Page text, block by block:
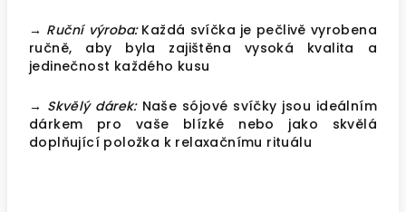
→ Ruční výroba:Každá svíčka je pečlivě vyrobena
ručně, aby byla zajištěna vysoká kvalita a
jedinečnost každého kusu
→ Skvělý dárek:Naše sójové svíčky jsou ideálním
dárkem pro vaše blízké nebo jako skvělá
doplňující položka k relaxačnímu rituálu